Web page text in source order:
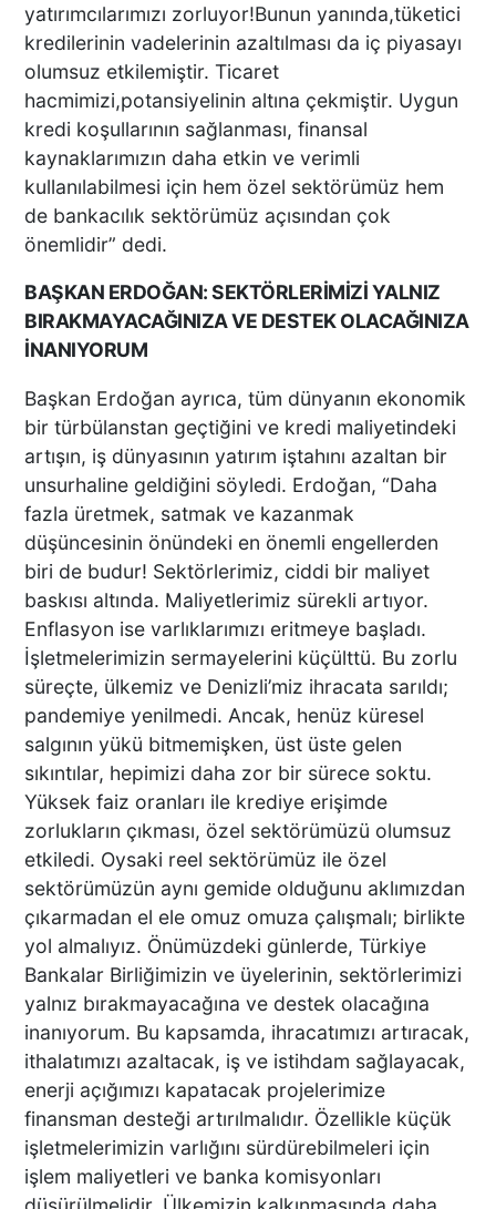
Kaza Kazayı Getirdi
ZİMET GURME KASAP’TA
KURBANLIK SATIŞLARI
BAŞLADI
DENİZLİ’DE MART SÜRPRİZİ
ALEYNA KALAYCIOĞLU VE
ANNESİ ADLİYE SEVK
EDİLDİ
83 KAYITLI AZILI KADIN
HIRSIZ PİŞKİNLİKTE SINIR
TANIMADI
ESKİ FUTBOL KULÜP
BAŞKANI VE KARDEŞİNE
KURŞUN YAĞDIRDILAR
DENİZLİLİ İŞ İNSANI
MEHMET SARI
LİDERLİĞİNDE ZİRVEYE
ÇIKTI ZİMEK MAKİNA’YA
DEV ÖDÜL
Tartıştığı Motosikletliye
Çarpıp Yoluna Devam Etti
Silahlı Saldırının Ayrıntıları
yatırımcılarımızı zorluyor!Bunun yanında,tüketici
kredilerinin vadelerinin azaltılması da iç piyasayı
olumsuz etkilemiştir. Ticaret
hacmimizi,potansiyelinin altına çekmiştir. Uygun
kredi koşullarının sağlanması, finansal
kaynaklarımızın daha etkin ve verimli
kullanılabilmesi için hem özel sektörümüz hem
de bankacılık sektörümüz açısından çok
önemlidir” dedi.
BAŞKAN ERDOĞAN: SEKTÖRLERİMİZİ YALNIZ
BIRAKMAYACAĞINIZA VE DESTEK OLACAĞINIZA
İNANIYORUM
Başkan Erdoğan ayrıca, tüm dünyanın ekonomik
bir türbülanstan geçtiğini ve kredi maliyetindeki
artışın, iş dünyasının yatırım iştahını azaltan bir
unsurhaline geldiğini söyledi. Erdoğan, “Daha
fazla üretmek, satmak ve kazanmak
düşüncesinin önündeki en önemli engellerden
biri de budur! Sektörlerimiz, ciddi bir maliyet
baskısı altında. Maliyetlerimiz sürekli artıyor.
Enflasyon ise varlıklarımızı eritmeye başladı.
İşletmelerimizin sermayelerini küçülttü. Bu zorlu
süreçte, ülkemiz ve Denizli’miz ihracata sarıldı;
pandemiye yenilmedi. Ancak, henüz küresel
salgının yükü bitmemişken, üst üste gelen
sıkıntılar, hepimizi daha zor bir sürece soktu.
Yüksek faiz oranları ile krediye erişimde
zorlukların çıkması, özel sektörümüzü olumsuz
etkiledi. Oysaki reel sektörümüz ile özel
sektörümüzün aynı gemide olduğunu aklımızdan
çıkarmadan el ele omuz omuza çalışmalı; birlikte
yol almalıyız. Önümüzdeki günlerde, Türkiye
Bankalar Birliğimizin ve üyelerinin, sektörlerimizi
yalnız bırakmayacağına ve destek olacağına
inanıyorum. Bu kapsamda, ihracatımızı artıracak,
ithalatımızı azaltacak, iş ve istihdam sağlayacak,
enerji açığımızı kapatacak projelerimize
finansman desteği artırılmalıdır. Özellikle küçük
işletmelerimizin varlığını sürdürebilmeleri için
işlem maliyetleri ve banka komisyonları